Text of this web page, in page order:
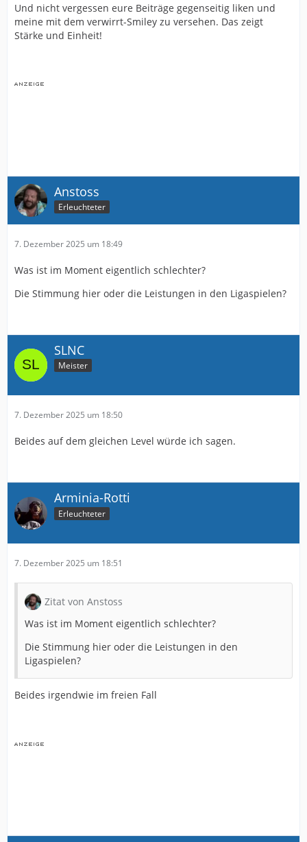
Und nicht vergessen eure Beiträge gegenseitig liken und
meine mit dem verwirrt-Smiley zu versehen. Das zeigt
Stärke und Einheit!
Anstoss
Erleuchteter
7. Dezember 2025 um 18:49
Was ist im Moment eigentlich schlechter?
Die Stimmung hier oder die Leistungen in den Ligaspielen?
SLNC
Meister
7. Dezember 2025 um 18:50
Beides auf dem gleichen Level würde ich sagen.
Arminia-Rotti
Erleuchteter
7. Dezember 2025 um 18:51
Zitat von Anstoss
Was ist im Moment eigentlich schlechter?
Die Stimmung hier oder die Leistungen in den
Ligaspielen?
Beides irgendwie im freien Fall